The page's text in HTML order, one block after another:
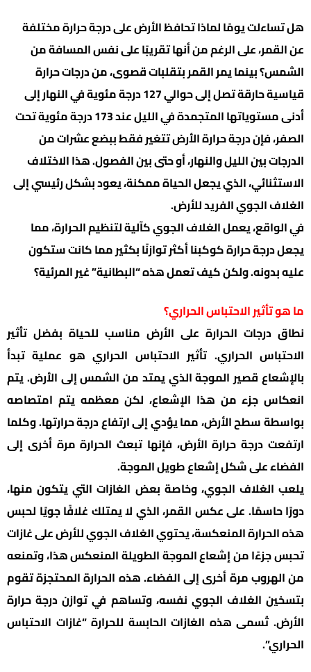
هل تساءلت يومًا لماذا تحافظ الأرض على درجة حرارة مختلفة
عن القمر، على الرغم من أنها تقريبًا على نفس المسافة من
الشمس؟ بينما يمر القمر بتقلبات قصوى، من درجات حرارة
قياسية حارقة تصل إلى حوالي 127 درجة مئوية في النهار إلى
أدنى مستوياتها المتجمدة في الليل عند 173 درجة مئوية تحت
الصفر، فإن درجة حرارة الأرض تتغير فقط ببضع عشرات من
الدرجات بين الليل والنهار، أو حتى بين الفصول. هذا الاختلاف
الاستثنائي، الذي يجعل الحياة ممكنة، يعود بشكل رئيسي إلى
الغلاف الجوي الفريد للأرض.
في الواقع، يعمل الغلاف الجوي كآلية لتنظيم الحرارة، مما
يجعل درجة حرارة كوكبنا أكثر توازنًا بكثير مما كانت ستكون
عليه بدونه. ولكن كيف تعمل هذه “البطانية” غير المرئية؟
ما هو تأثير الاحتباس الحراري؟
نطاق درجات الحرارة على الأرض مناسب للحياة بفضل تأثير
الاحتباس الحراري. تأثير الاحتباس الحراري هو عملية تبدأ
بالإشعاع قصير الموجة الذي يمتد من الشمس إلى الأرض. يتم
انعكاس جزء من هذا الإشعاع، لكن معظمه يتم امتصاصه
بواسطة سطح الأرض، مما يؤدي إلى ارتفاع درجة حرارتها. وكلما
ارتفعت درجة حرارة الأرض، فإنها تبعث الحرارة مرة أخرى إلى
الفضاء على شكل إشعاع طويل الموجة.
يلعب الغلاف الجوي، وخاصة بعض الغازات التي يتكون منها،
دورًا حاسمًا. على عكس القمر، الذي لا يمتلك غلافًا جويًا لحبس
هذه الحرارة المنعكسة، يحتوي الغلاف الجوي للأرض على غازات
تحبس جزءًا من إشعاع الموجة الطويلة المنعكس هذا، وتمنعه
من الهروب مرة أخرى إلى الفضاء. هذه الحرارة المحتجزة تقوم
بتسخين الغلاف الجوي نفسه، وتساهم في توازن درجة حرارة
الأرض. تُسمى هذه الغازات الحابسة للحرارة “غازات الاحتباس
الحراري”.